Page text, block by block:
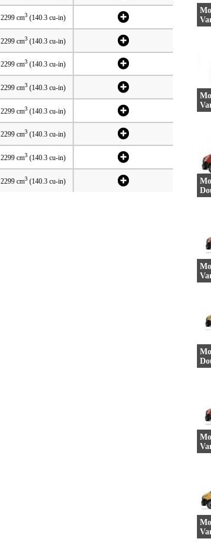
2299 cm3(140.3 cu-in)
2299 cm3(140.3 cu-in)
2299 cm3(140.3 cu-in)
2299 cm3(140.3 cu-in)
2299 cm3(140.3 cu-in)
2299 cm3(140.3 cu-in)
2299 cm3(140.3 cu-in)
2299 cm3(140.3 cu-in)